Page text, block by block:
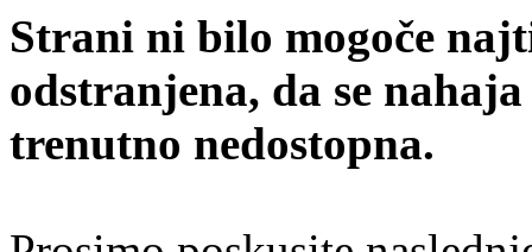
Strani ni bilo mogoče
odstranjena, da se
trenutno nedostopna.